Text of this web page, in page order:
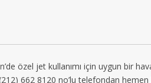
özel jet kullanımı için uygun bir
662 8120 no’lu telefondan